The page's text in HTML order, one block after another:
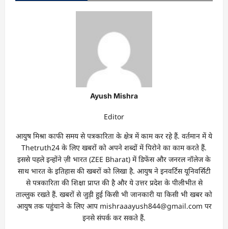
Ayush Mishra
Editor
आयुष मिश्रा काफी समय से पत्रकारिता के क्षेत्र में काम कर रहे हैं. वर्तमान में ये
Thetruth24 के लिए खबरों को अपने शब्दों में पिरोने का काम करते हैं.
इससे पहले इन्होंने ज़ी भारत (ZEE Bharat) में डिफेंस और जनरल नॉलेज के
साथ भारत के इतिहास की खबरों को लिखा है. आयुष ने इनवर्टिस यूनिवर्सिटी
से पत्रकारिता की शिक्षा प्राप्त की है और ये उत्तर प्रदेश के पीलीभीत से
ताल्लुक रखते हैं. खबरों से जुड़ी हुई किसी भी जानकारी या किसी भी खबर को
आयुष तक पहुंचाने के लिए आप mishraaayush844@gmail.com पर
इनसे संपर्क कर सकते हैं.